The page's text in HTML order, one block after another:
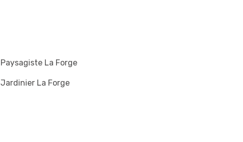
Paysagiste La Forge
Jardinier La Forge